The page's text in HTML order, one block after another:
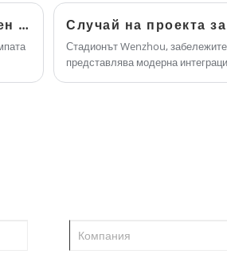
Термопомпа Blueway Довереният избор, доставен в световен мащаб Случай на проекта
Стадионът Wenzhou,
представлява модерна